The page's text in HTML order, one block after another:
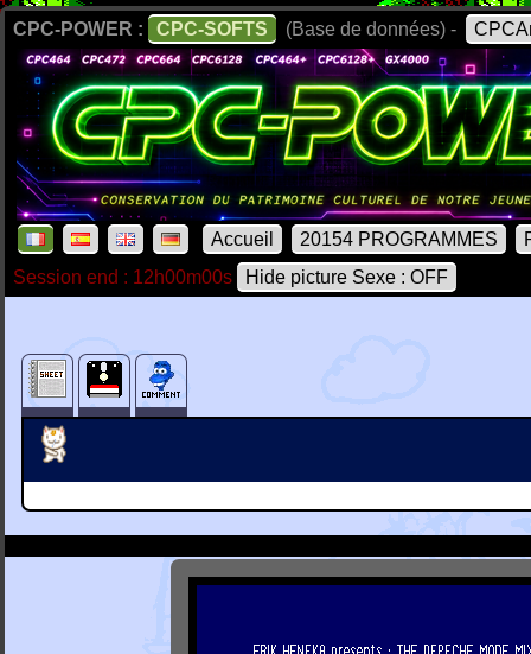
CPC-POWER : CPC-SOFTS (Base de données) -
Accueil 20154 PROGRAMMES
Session end : 12h00m00s
Hide picture Sexe : OFF